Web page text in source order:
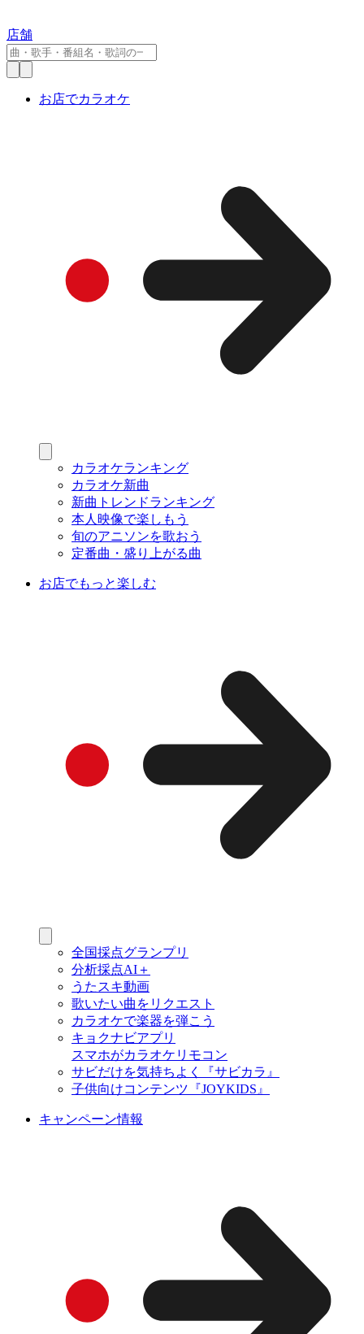
店舗
お店でカラオケ
カラオケランキング
カラオケ新曲
新曲トレンドランキング
本人映像で楽しもう
旬のアニソンを歌おう
定番曲・盛り上がる曲
お店でもっと楽しむ
全国採点グランプリ
分析採点AI＋
うたスキ動画
歌いたい曲をリクエスト
カラオケで楽器を弾こう
キョクナビアプリ
スマホがカラオケリモコン
サビだけを気持ちよく『サビカラ』
子供向けコンテンツ『JOYKIDS』
キャンペーン情報